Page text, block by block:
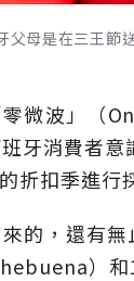
父母是在三王節
微波」（
牙消費者
折扣季進行
的，還有
）